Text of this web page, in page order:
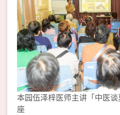
本园伍泽梓医师主讲「中医
座